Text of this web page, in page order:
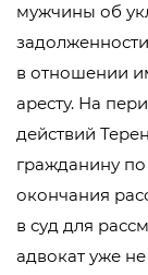
мужчины об
в отношении
аресту. На
действий
гражданину
окончания
в суд для
адвокат уже